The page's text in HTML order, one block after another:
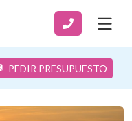
PEDIR PRESUPUESTO